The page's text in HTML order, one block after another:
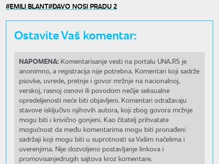
EMILI BLANT ĐAVO NOSI PRADU 2
Ostavite Vaš komentar:
NAPOMENA: Komentarisanje vesti na portalu UNA.RS je
anonimno, a registracija nije potrebna. Komentari koji sadrže
psovke, uvrede, pretnje i govor mržnje na nacionalnoj,
verskoj, rasnoj osnovi ili povodom nečije seksualne
opredeljenosti neće biti objavljeni. Komentari odražavaju
stavove isključivo njihovih autora, koji zbog govora mržnje
mogu biti i krivično gonjeni. Kao čitatelj prihvatate
mogućnost da među komentarima mogu biti pronađeni
sadržaji koji mogu biti u suprotnosti sa Vašim načelima i
uverenjima. Nije dozvoljeno postavljanje linkova i
promovisanjedrugih sajtova kroz komentare.